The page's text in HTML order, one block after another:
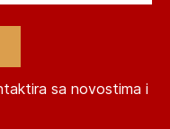
sa novostima i